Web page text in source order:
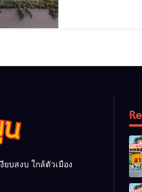
บสงบ ใกล้ตัวเมือง